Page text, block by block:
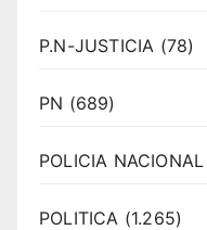
P.N-JUSTICIA (78)
PN (689)
POLICIA NACIONAL
POLITICA (1.265)